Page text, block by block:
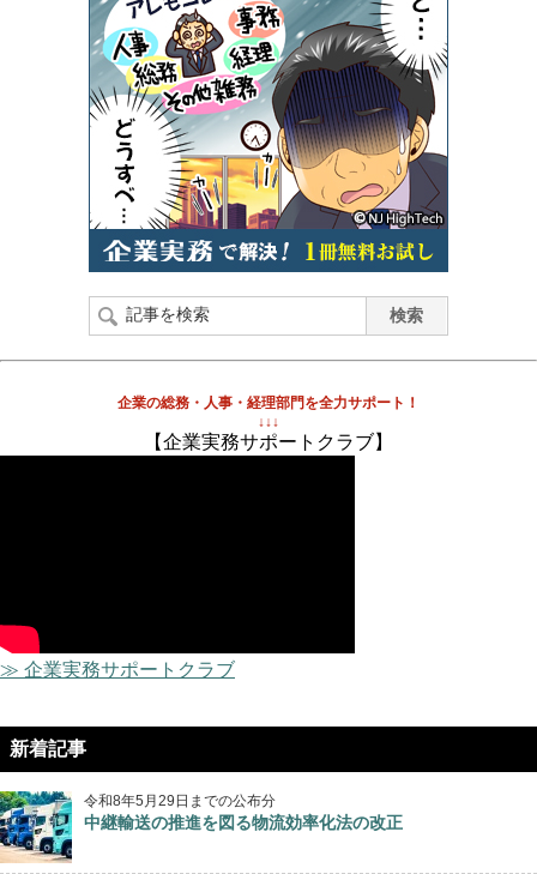
企業の総務・人事・経理部門を全力サポート！
↓↓↓
【企業実務サポートクラブ】
≫ 企業実務サポートクラブ
新着記事
令和8年5月29日までの公布分
中継輸送の推進を図る物流効率化法の改正